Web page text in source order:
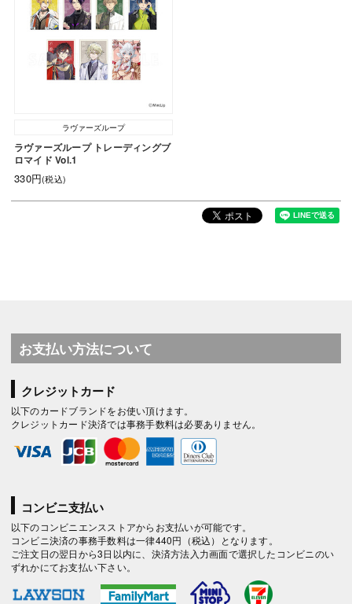
ラヴァーズループ
ラヴァーズループ トレーディングブ
ロマイド Vol.1
330円(税込)
お支払い方法について
クレジットカード
以下のカードブランドをお使い頂けます。
クレジットカード決済では事務手数料は必要ありません。
コンビニ支払い
以下のコンビニエンスストアからお支払いが可能です。
コンビニ決済の事務手数料は一律440円（税込）となります。
ご注文日の翌日から3日以内に、決済方法入力画面で選択したコンビニのい
ずれかにてお支払い下さい。